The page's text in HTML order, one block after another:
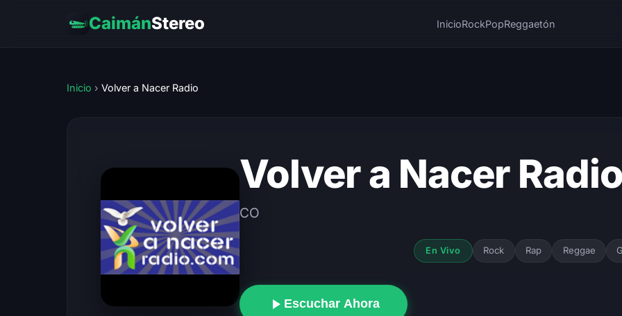
CaimánStereo InicioRockPopReggaetón
Inicio › Volver a Nacer Radio
Volver a Nacer
CO
En Vivo Rock Rap Reggae
Escuchar Ahora